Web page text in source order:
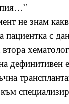
не знам
пациентка с
втора
дефинитивен